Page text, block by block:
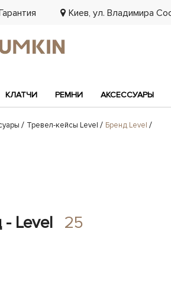
Киев, ул. Владимира
КЛАТЧИ РЕМНИ АКСЕССУАРЫ
Тревел-кейсы Level Бренд Level
Level 25